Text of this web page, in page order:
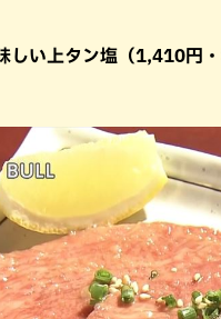
しい上タン塩（1,410円・